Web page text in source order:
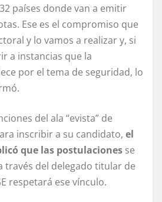
países donde van a emitir
Ese es el compromiso que
y lo vamos a realizar y, si
a instancias que la
por el tema de seguridad, lo
del ala “evista” de
inscribir a su candidato, el
que las postulaciones se
través del delegado titular de
respetará ese vínculo.